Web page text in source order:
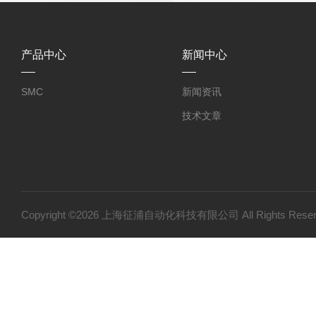
产品中心
SMC
新闻中心
新闻资讯
技术文章
Copyright ©2026 上海征浦自动化科技有限公司 All Rights